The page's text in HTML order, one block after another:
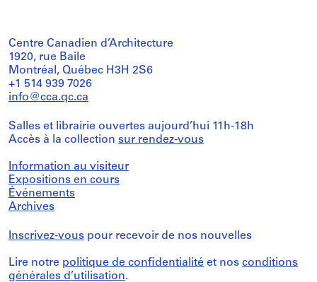
Centre Canadien d’Architecture
1920, rue Baile
Montréal, Québec H3H 2S6
+1 514 939 7026
info@cca.qc.ca
Salles et librairie ouvertes aujourd’hui 11h-18h
Accès à la collection sur rendez-vous
Information au visiteur
Expositions en cours
Événements
Archives
Inscrivez-vous pour recevoir de nos nouvelles
Lire notre politique de confidentialité et nos conditions
générales d’utilisation.